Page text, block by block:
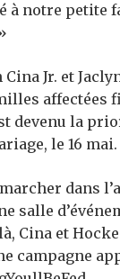
à notre petite
Cina Jr. et
affectées
devenu la
le 16 mai.
dans
salle
Cina et
campagne